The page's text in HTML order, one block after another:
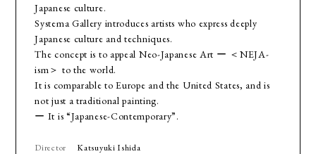
Japanese culture.
Systema Gallery introduces artists who express deeply
Japanese culture and techniques.
The concept is to appeal Neo-Japanese Art ー ＜NEJA-
ism＞ to the world.
It is comparable to Europe and the United States, and is
not just a traditional painting.
ー It is “Japanese-Contemporary”.
Director
Katsuyuki Ishida